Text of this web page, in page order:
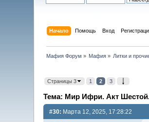
Начало Помощь Вход
Мафия Форум » Мафия » Литки и
Страницы 3 1 2 3
Тема: Мир Ифри. Акт
#30: Марта 12, 2025, 17:28:22